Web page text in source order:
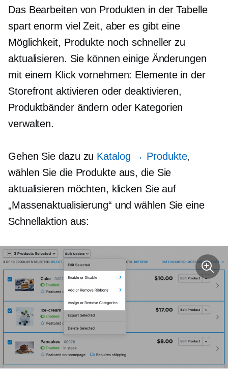
Das Bearbeiten von Produkten in der Tabelle
spart enorm viel Zeit, aber es gibt eine
Möglichkeit, Produkte noch schneller zu
aktualisieren. Sie können einige Änderungen
mit einem Klick vornehmen: Elemente in der
Storefront aktivieren oder deaktivieren,
Produktbänder ändern oder Kategorien
verwalten.
Gehen Sie dazu zu Katalog → Produkte,
wählen Sie die Produkte aus, die Sie
aktualisieren möchten, klicken Sie auf
„Massenaktualisierung“ und wählen Sie eine
Schnellaktion aus: